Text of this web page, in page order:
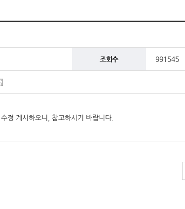
조회수 991545
정 게시하오니, 참고하시기 바랍니다.